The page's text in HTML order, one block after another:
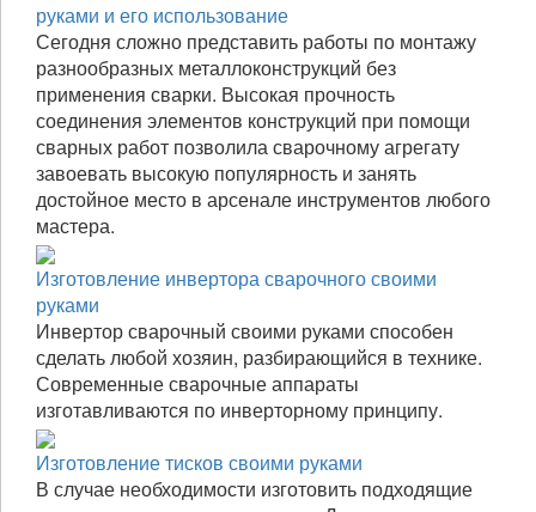
руками и его использование
Сегодня сложно представить работы по монтажу
разнообразных металлоконструкций без
применения сварки. Высокая прочность
соединения элементов конструкций при помощи
сварных работ позволила сварочному агрегату
завоевать высокую популярность и занять
достойное место в арсенале инструментов любого
мастера.
Изготовление инвертора сварочного своими
руками
Инвертор сварочный своими руками способен
сделать любой хозяин, разбирающийся в технике.
Современные сварочные аппараты
изготавливаются по инверторному принципу.
Изготовление тисков своими руками
В случае необходимости изготовить подходящие